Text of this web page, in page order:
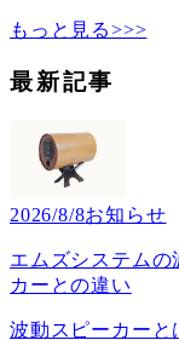
もっと見る>>>
最新記事
2026/8/8お知らせ
エムズシステム
カーとの違い
波動スピーカーと